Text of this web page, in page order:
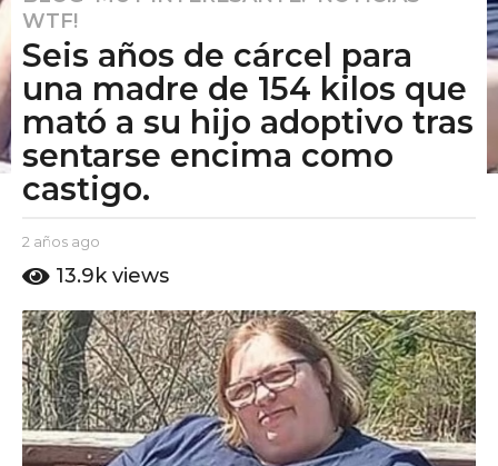
a
ñ
s
a
g
o
a
ñ
o
s
a
g
o
WTF!
Seis años de cárcel para
una madre de 154 kilos que
mató a su hijo adoptivo tras
sentarse encima como
castigo.
b
E
P
u
t
o
A
m
o
2 años ago
ñ
s
a
g
o
13.9k views